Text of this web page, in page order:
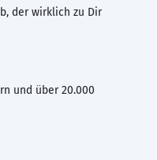
der wirklich zu Dir
und über 20.000